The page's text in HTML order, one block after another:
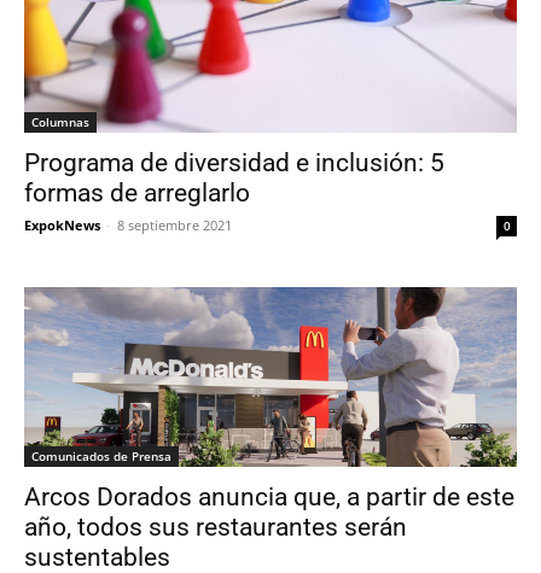
Columnas
Programa de diversidad e inclusión: 5
formas de arreglarlo
ExpokNews - 8 septiembre 2021 0
Comunicados de Prensa
Arcos Dorados anuncia que, a partir de este
año, todos sus restaurantes serán
sustentables